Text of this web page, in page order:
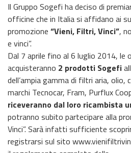
Il Gruppo Sogefi ha deciso di
officine che in Italia si affidano ai
promozione “Vieni, Filtri, Vinci”,
e vinci”.
Dal 7 aprile fino al 6 luglio 2014, le
acquisteranno 2 prodotti Sogefi
dell’ampia gamma di filtri aria, olio,
marchi Tecnocar, Fram, Purflux
riceveranno dal loro ricambista
potranno subito partecipare alla
Vinci”. Sarà infatti sufficiente
registrarsi sul sito